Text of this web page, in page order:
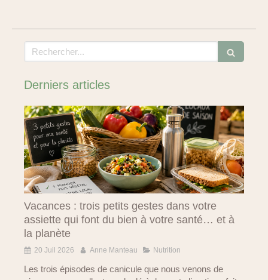
Rechercher
Derniers articles
Vacances : trois petits gestes dans votre
assiette qui font du bien à votre santé… et à
la planète
20 Juil 2026 Anne Manteau Nutrition
Les trois épisodes de canicule que nous venons de